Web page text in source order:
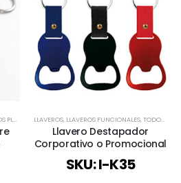
,PERSONALIZADO 3D,REGALOS COBRIZADOS
LLAVEROS, LLAVEROS FUNCIONALES,TODOS
Llavero Destapador
Corporativo o Promocional
SKU: I-K35